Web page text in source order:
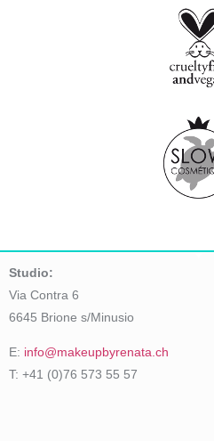
Studio:
Via Contra 6
6645 Brione s/Minusio
E: info@makeupbyrenata.ch
T: +41 (0)76 573 55 57